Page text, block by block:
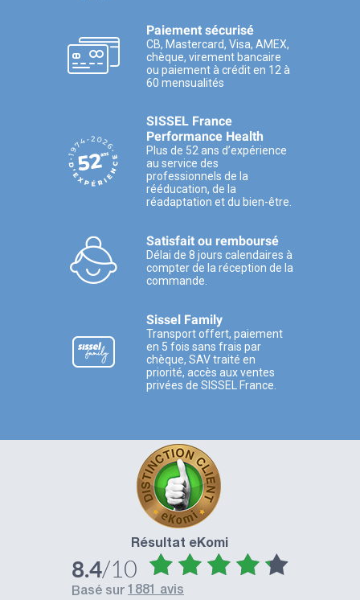
Paiement sécurisé
CB, Mastercard, Visa, AMEX,
chèque, virement bancaire
ou paiement à crédit en 12 à
60 mensualités
SISSEL France
Performance Health
Plus de 52 ans d’expérience
au service des
professionnels de la
rééducation, de la
réadaptation et du bien-être.
Satisfait ou remboursé
Délai de 8 jours calendaires à
compter de la réception de la
commande.
Sissel Family
Transport offert, paiement
en 5 fois sans frais par
chèque, SAV traité en
priorité, accès aux ventes
privées de SISSEL France.
Résultat eKomi
8.4/10
basé sur 1881 avis